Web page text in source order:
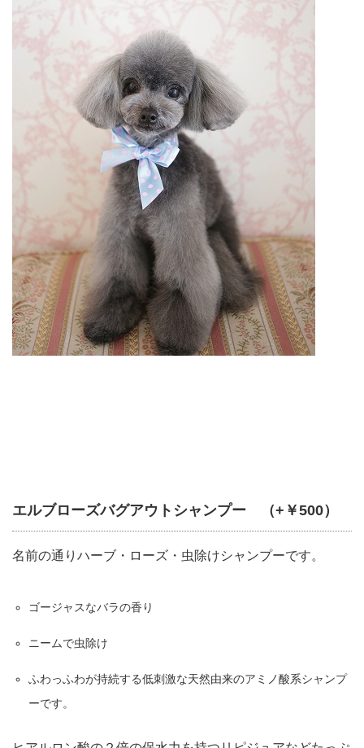
エルブローズバグアウトシャンプー （+￥500）
名前の通りハーブ・ローズ・虫除けシャンプーです。
ゴージャスなバラの香り
ニームで虫除け
ふわっふわが持続する低刺激な天然由来のアミノ酸系シャンプ
ーです。